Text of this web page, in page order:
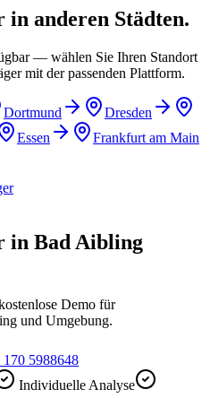
in anderen Städten.
— wählen Sie Ihren Standort
mit der passenden Plattform.
Dortmund
Dresden
Essen Frankfurt am Main
in Bad Aibling
Demo für
und Umgebung.
170 5988648
Individuelle Analyse